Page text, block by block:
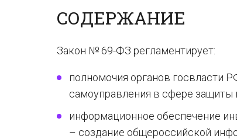
СОДЕРЖАНИЕ
Закон № 69-ФЗ регламентирует:
полномочия органов госвласти
самоуправления в сфере
информационное обеспечение
– создание общероссийской